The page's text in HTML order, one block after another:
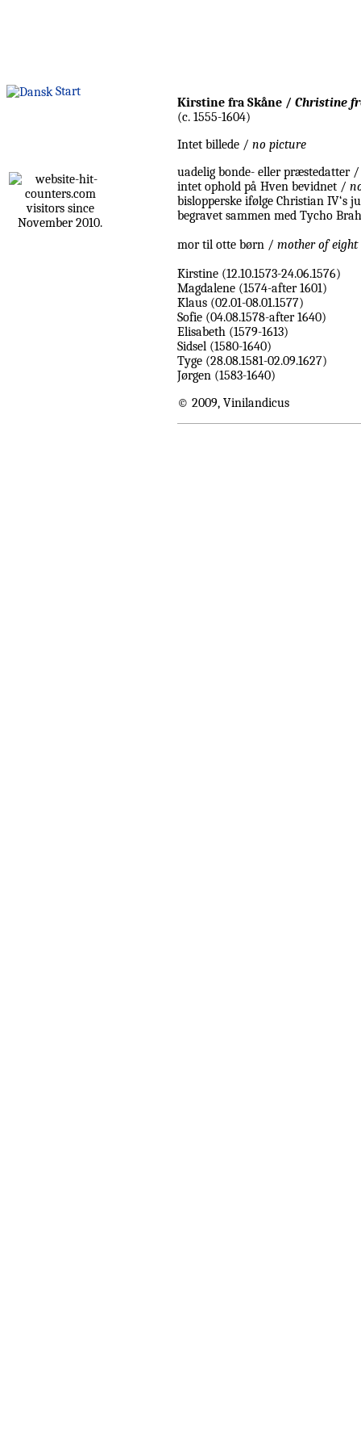
Start
visitors since
November 2010.
Kirstine fra Skåne / Christine
(c. 1555-1604)
Intet billede / no picture
uadelig bonde- eller præstedatter
intet ophold på Hven bevidnet /
bislopperske ifølge Christian IV‘s
begravet sammen med Tycho
mor til otte børn / mother of
Kirstine (12.10.1573-24.06.1576)
Magdalene (1574-after 1601)
Klaus (02.01-08.01.1577)
Sofie (04.08.1578-after 1640)
Elisabeth (1579-1613)
Sidsel (1580-1640)
Tyge (28.08.1581-02.09.1627)
Jørgen (1583-1640)
© 2009, Vinilandicus